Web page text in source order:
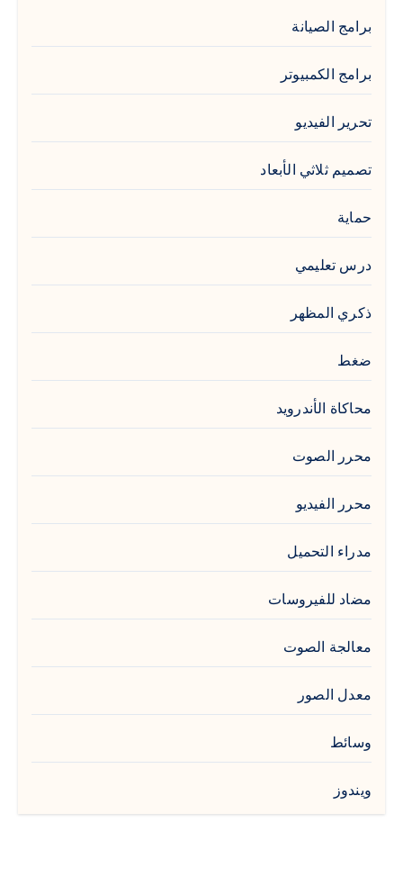
برامج الصيانة
برامج الكمبيوتر
تحرير الفيديو
تصميم ثلاثي الأبعاد
حماية
درس تعليمي
ذكري المظهر
ضغط
محاكاة الأندرويد
محرر الصوت
محرر الفيديو
مدراء التحميل
مضاد للفيروسات
معالجة الصوت
معدل الصور
وسائط
ويندوز